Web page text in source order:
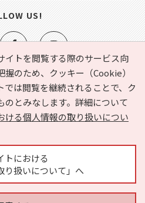
イトを閲覧する際のサービス向
握のため、クッキー（Cookie）
は閲覧を継続されることで、ク
のとみなします。詳細について
ける個人情報の取り扱いについ
トにおける
り扱いについて」へ
？ お気に入り
ヘルプ
扱いについて
運営会社
載に関するお問い合わせ
US!